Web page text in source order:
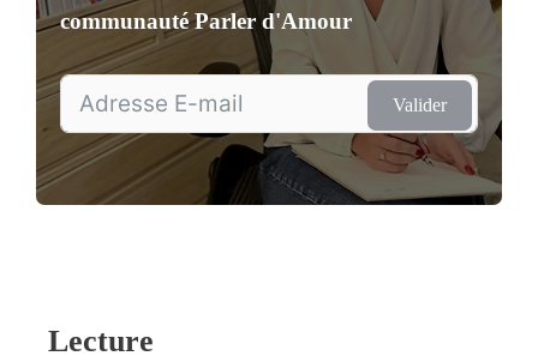
communautéParler d'Amour
Valider
Lecture